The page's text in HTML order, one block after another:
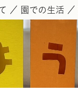
園での生活